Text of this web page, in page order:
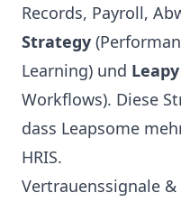
Records, Payroll,
Strategy
Learning) und
Workflows). Diese
dass Leapsome
HRIS.
Vertrauenssignale